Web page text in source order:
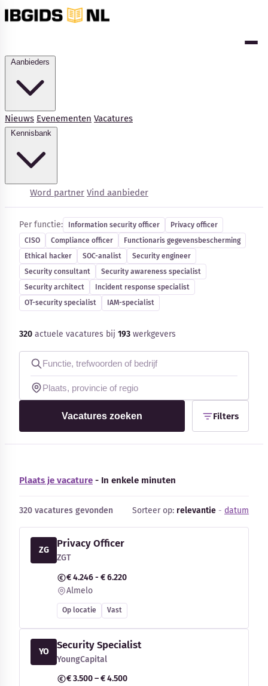
Nieuws Evenementen Vacatures
Word partner Vind aanbieder
Kennisbank
Blog
Bedrijfsupdates
Externe bronnen
Woordenboek
Auteurs
Cybersecurity-vacatures
Per functie: Information security officer
Privacy officer
CISO
Compliance officer
Functionaris gegevensbescherming
Ethical hacker
SOC-analist
Security engineer
Security consultant
Security awareness specialist
Security architect
Incident response specialist
OT-security specialist
IAM-specialist
320 actuele vacatures bij 193 werkgevers
Vacatures zoeken Filters
Plaats je vacature - In enkele minuten
320 vacatures gevonden Sorteer op: relevantie - datum
ZG
Privacy Officer
ZGT
€ 4.246 - € 6.220
Almelo
Op locatie Vast
YO
Security Specialist
YoungCapital
€ 3.500 – € 4.500